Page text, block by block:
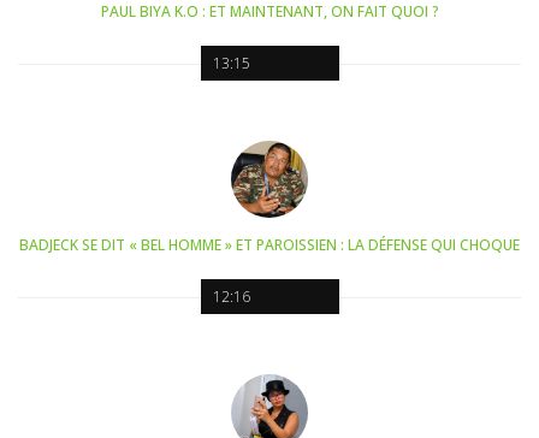
13:15
PAUL BIYA K.O : ET MAINTENANT, ON FAIT QUOI ?
12:16
BADJECK SE DIT « BEL HOMME » ET PAROISSIEN : LA DÉFENSE QUI CHOQUE